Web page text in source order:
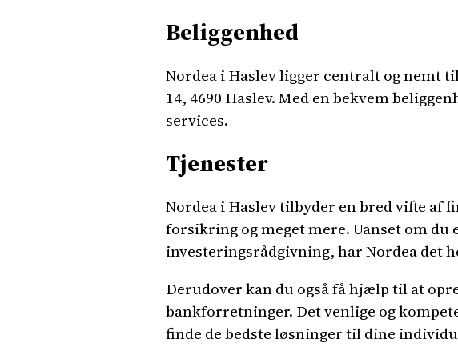
Beliggenhed
Nordea i Haslev ligger centralt og nemt
14, 4690 Haslev. Med en bekvem
services.
Tjenester
Nordea i Haslev tilbyder en bred vifte af
forsikring og meget mere. Uanset om
investeringsrådgivning, har Nordea det
Derudover kan du også få hjælp til at
bankforretninger. Det venlige og
finde de bedste løsninger til dine